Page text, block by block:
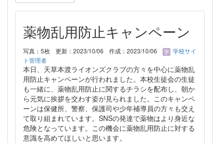
薬物乱用防止キャンペーン
写真：5枚 更新：2023/10/06 作成：2023/10/06
学校サイ
ト管理者
本日、天草本渡ライオンズクラブの方々を中心に薬物乱
用防止キャンペーンが行われました。本校生徒会の生徒
も一緒に、薬物乱用防止に関するチラシを配布し、朝か
ら元気に挨拶を交わす姿が見られました。このキャンペ
ーンは保健所、警察、保護司や少年補導員の方々も交え
て取り組まれています。SNSの発達で薬物はより身近な
危険となっています。この機会に薬物乱用防止に対する
意識を高めてほしいと思います。